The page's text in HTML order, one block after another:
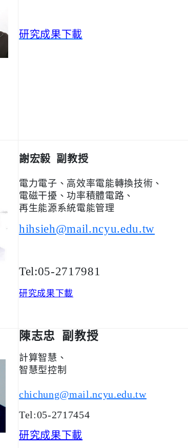
研究成果下載
謝宏毅 副教授
電力電子、高效率電能轉換技術、
電磁干擾、功率積體電路、
再生能源系統電能管理
hihsieh@mail.ncyu.edu.tw
Tel:05-2717981
研究成果下載
陳志忠 副教授
計算智慧、
智慧型控制
chichung@mail.ncyu.edu.tw
Tel:05-2717454
研究成果下載